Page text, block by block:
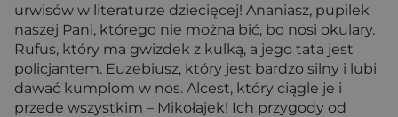
urwisów w literaturze dziecięcej! Ananiasz, pupilek
naszej Pani, którego nie można bić, bo nosi okulary.
Rufus, który ma gwizdek z kulką, a jego tata jest
policjantem. Euzebiusz, który jest bardzo silny i lubi
dawać kumplom w nos. Alcest, który ciągle je i
przede wszystkim – Mikołajek! Ich przygody od